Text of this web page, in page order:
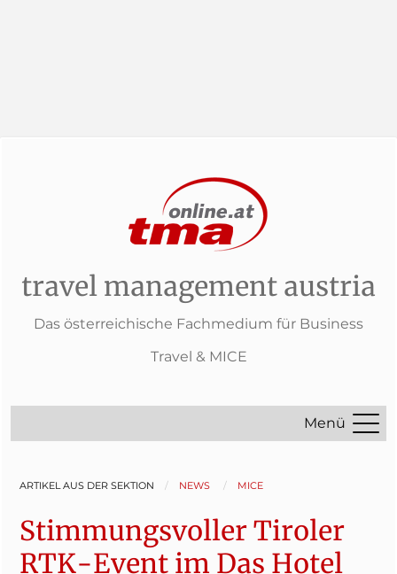
travel management austria
Das österreichische Fachmedium für Business
Travel & MICE
Menü
ARTIKEL AUS DER SEKTION NEWS MICE
Stimmungsvoller Tiroler
RTK-Event im Das Hotel